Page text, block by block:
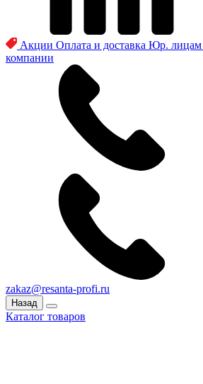
Акции Оплата и доставка Юр. лицам
компании
zakaz@resanta-profi.ru
Назад
Каталог товаров